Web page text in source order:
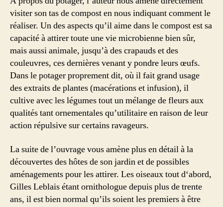
visiter son tas de compost en nous indiquant comment le
réaliser. Un des aspects qu’il aime dans le compost est sa
capacité à attirer toute une vie microbienne bien sûr,
mais aussi animale, jusqu’à des crapauds et des
couleuvres, ces dernières venant y pondre leurs œufs.
Dans le potager proprement dit, où il fait grand usage
des extraits de plantes (macérations et infusion), il
cultive avec les légumes tout un mélange de fleurs aux
qualités tant ornementales qu’utilitaire en raison de leur
action répulsive sur certains ravageurs.
La suite de l’ouvrage vous amène plus en détail à la
découvertes des hôtes de son jardin et de possibles
aménagements pour les attirer. Les oiseaux tout d‘abord,
Gilles Leblais étant ornithologue depuis plus de trente
ans, il est bien normal qu’ils soient les premiers à être